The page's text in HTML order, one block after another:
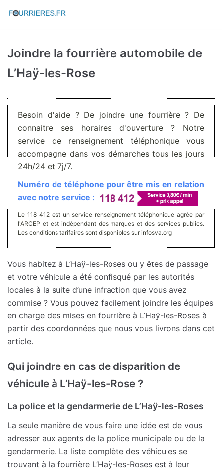
Aller
Joindre la fourrière automobile de
L’Haÿ-les-Rose
Besoin d'aide ? De joindre une fourrière ? De
connaitre ses horaires d'ouverture ? Notre
service de renseignement téléphonique vous
accompagne dans vos démarches tous les jours
24h/24 et 7j/7.
Numéro de téléphone pour être mis en relation
avec notre service :
Le 118 412 est un service renseignement téléphonique agrée par
l'ARCEP et est indépendant des marques et des services publics.
Les conditions tarifaires sont disponibles sur infosva.org
Vous habitez à L’Haÿ-les-Roses ou y êtes de passage
et votre véhicule a été confisqué par les autorités
locales à la suite d’une infraction que vous avez
commise ? Vous pouvez facilement joindre les équipes
en charge des mises en fourrière à L’Haÿ-les-Roses à
partir des coordonnées que nous vous livrons dans cet
article.
Qui joindre en cas de disparition de
véhicule à L’Haÿ-les-Rose ?
La police et la gendarmerie de L’Haÿ-les-Roses
La seule manière de vous faire une idée est de vous
adresser aux agents de la police municipale ou de la
gendarmerie. La liste complète des véhicules se
trouvant à la fourrière L’Haÿ-les-Roses est à leur